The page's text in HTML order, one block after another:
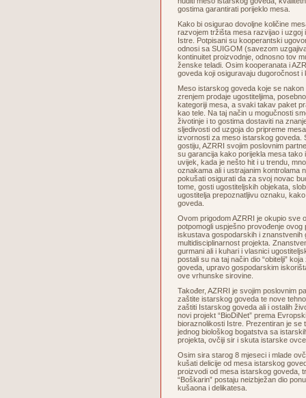
gostima garantirati porijeklo mesa.
Kako bi osigurao dovoljne količine
razvojem tržišta mesa razvijao i
Istre. Potpisani su kooperantski
odnosi sa SUIGOM (savezom
kontinuitet proizvodnje, odnosno tov
ženske teladi. Osim kooperanata i
goveda koji osiguravaju
Meso istarskog goveda koje se
zrenjem prodaje ugostiteljima,
kategoriji mesa, a svaki takav paket
kao tele. Na taj način u mogučnosti
životinje i to gostima dostaviti na
sljedivosti od uzgoja do pripreme
izvornosti za meso istarskog goveda.
gostiju, AZRRI svojim poslovnim
su garancija kako porijekla mesa tako
uvijek, kada je nešto hit i u trendu,
oznakama ali i ustrajanim kontrolama
pokušati osigurati da za svoj novac
tome, gosti ugostiteljskih objekata,
ugostitelja prepoznatljivu oznaku,
goveda.
Ovom prigodom AZRRI je okupio sve
potpomogli uspješno provođenje
iskustava gospodarskih i znanstvenih
multidisciplinarnost projekta.
gurmani ali i kuhari i vlasnici
postali su na taj način dio “obitelji”
goveda, upravo gospodarskim
ove vrhunske sirovine.
Također, AZRRI je svojim poslovnim
zaštite istarskog goveda te nove
zaštiti Istarskog goveda ali i ostalih
novi projekt “BioDiNet” prema
bioraznolikosti Istre. Prezentiran je
jednog biološkog bogatstva sa
projekta, ovčiji sir i skuta istarske
Osim sira starog 8 mjeseci i mlade
kušati delicije od mesa istarskog
proizvodi od mesa istarskog goveda,
“Boškarin” postaju neizbježan dio
kušaona i delikatesa.